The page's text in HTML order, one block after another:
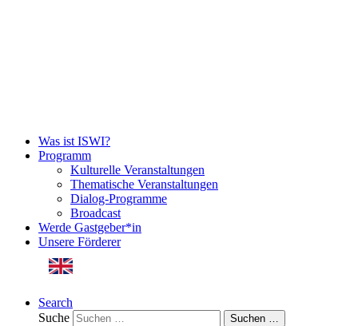
Was ist ISWI?
Programm
Kulturelle Veranstaltungen
Thematische Veranstaltungen
Dialog-Programme
Broadcast
Werde Gastgeber*in
Unsere Förderer
Search
Suche
Suchen …